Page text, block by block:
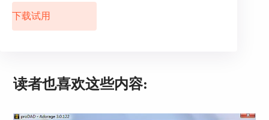
比如“-4”就是4倍的慢速度，可以根据自己的需求进
看到加快后的效果。
下载试用
读者也喜欢这些内容: